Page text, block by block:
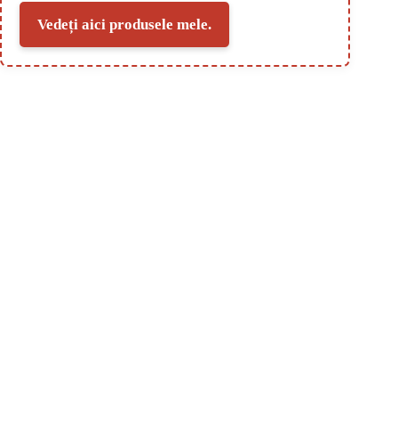
Vedeți aici produsele mele.